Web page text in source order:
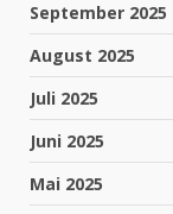
September 2025
August 2025
Juli 2025
Juni 2025
Mai 2025